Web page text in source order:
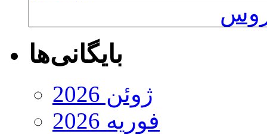
بایگانی‌ها
ژوئن 2026
فوریه 2026